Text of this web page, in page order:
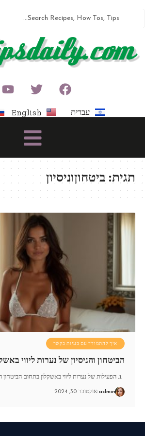
עברית English
תגית:ביטחוןוניסיון
איך להתמודד עם בעיות בקשר
הביטחון והניסיון של נערות ליווי
admin אוקטובר 30, 2024